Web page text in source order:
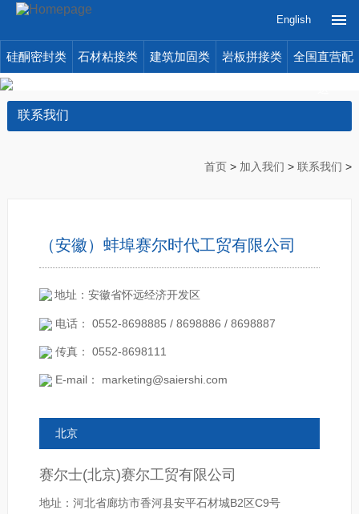
English
硅酮密封类 石材粘接类 建筑加固类 岩板拼接类 全国直营配
联系我们
首页 > 加入我们 >联系我们 >
（安徽）蚌埠赛尔时代工贸有限公司
地址：安徽省怀远经济开发区
电话： 0552-8698885 / 8698886 / 8698887
传真： 0552-8698111
E-mail： marketing@saiershi.com
北京
赛尔士(北京)赛尔工贸有限公司
地址：河北省廊坊市香河县安平石材城B2区C9号